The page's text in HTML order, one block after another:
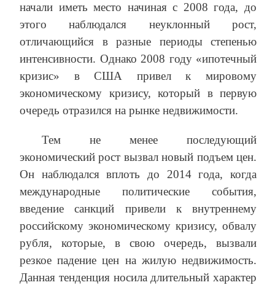
начали иметь место начиная с 2008 года, до
этого наблюдался неуклонный рост,
отличающийся в разные периоды степенью
интенсивности. Однако 2008 году «ипотечный
кризис» в США привел к мировому
экономическому кризису, который в первую
очередь отразился на рынке недвижимости.
Тем не менее последующий
экономический рост вызвал новый подъем цен.
Он наблюдался вплоть до 2014 года, когда
международные политические события,
введение санкций привели к внутреннему
российскому экономическому кризису, обвалу
рубля, которые, в свою очередь, вызвали
резкое падение цен на жилую недвижимость.
Данная тенденция носила длительный характер